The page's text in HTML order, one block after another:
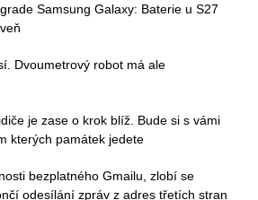
Samsung Galaxy: Baterie u S27
Dvoumetrový robot má ale
je zase o krok blíž. Bude si s vámi
kterých památek jedete
bezplatného Gmailu, zlobí se
odesílání zpráv z adres třetích stran